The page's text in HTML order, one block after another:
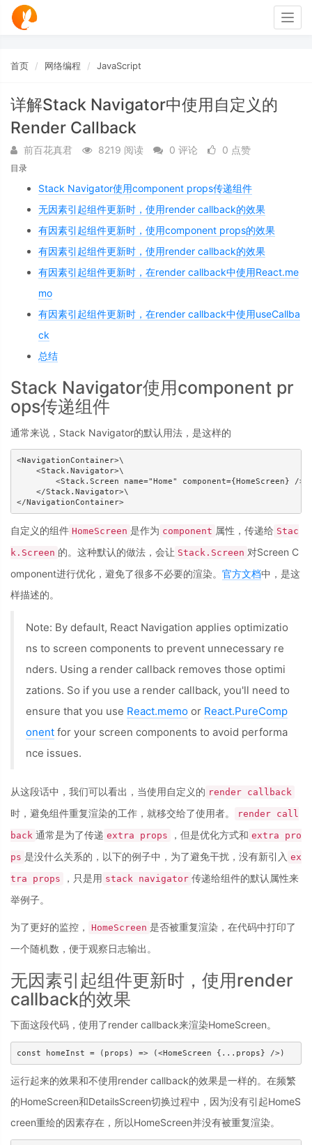
首页 网络编程 JavaScript
详解Stack Navigator中使用自定义的
Render Callback
前百花真君 8219 阅读 0 评论 0 点赞
目录
Stack Navigator使用component props传递组件
无因素引起组件更新时，使用render callback的效果
有因素引起组件更新时，使用component props的效果
有因素引起组件更新时，使用render callback的效果
有因素引起组件更新时，在render callback中使用React.me
mo
有因素引起组件更新时，在render callback中使用useCallba
ck
总结
Stack Navigator使用component pr
ops传递组件
通常来说，Stack Navigator的默认用法，是这样的
<NavigationContainer>\
    <Stack.Navigator>\
        <Stack.Screen name="Home" component={HomeScreen} />\
    </Stack.Navigator>\
自定义的组件 HomeScreen 是作为 component 属性，传递给 Stac
k.Screen 的。这种默认的做法，会让 Stack.Screen 对Screen C
omponent进行优化，避免了很多不必要的渲染。 官方文档中，是这
样描述的。
Note: By default, React Navigation applies optimizatio
ns to screen components to prevent unnecessary re
nders. Using a render callback removes those optimi
zations. So if you use a render callback, you'll need to
ensure that you use React.memo or React.PureComp
onent for your screen components to avoid performa
nce issues.
从这段话中，我们可以看出，当使用自定义的 render callback
时，避免组件重复渲染的工作，就移交给了使用者。 render call
back 通常是为了传递 extra props ，但是优化方式和 extra pro
ps 是没什么关系的，以下的例子中，为了避免干扰，没有新引入 ex
tra props ，只是用 stack navigator 传递给组件的默认属性来
举例子。
为了更好的监控， HomeScreen 是否被重复渲染，在代码中打印了
一个随机数，便于观察日志输出。
无因素引起组件更新时，使用render
callback的效果
下面这段代码，使用了render callback来渲染HomeScreen。
运行起来的效果和不使用render callback的效果是一样的。在频繁
的HomeScreen和DetailsScreen切换过程中，因为没有引起HomeS
creen重绘的因素存在，所以HomeScreen并没有被重复渲染。